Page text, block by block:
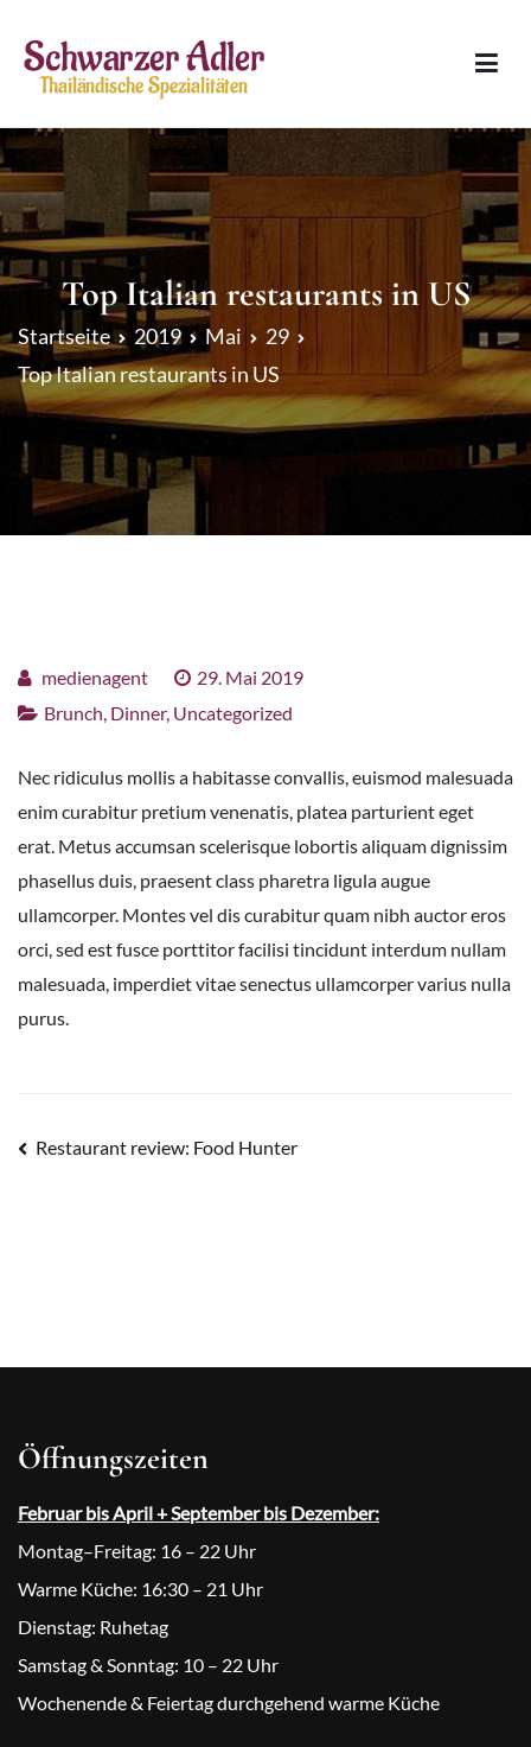
Inhalt
springen
Schwarzer Adler
Top Italian restaurants in US
Startseite 2019 Mai
29
Top Italian restaurants in US
medienagent
29. Mai 2019
Brunch Dinner, Uncategorized
Nec ridiculus mollis a habitasse convallis, euismod malesuada
enim curabitur pretium venenatis, platea parturient eget
erat. Metus accumsan scelerisque lobortis aliquam dignissim
phasellus duis, praesent class pharetra ligula augue
ullamcorper. Montes vel dis curabitur quam nibh auctor eros
orci, sed est fusce porttitor facilisi tincidunt interdum nullam
malesuada, imperdiet vitae senectus ullamcorper varius nulla
purus.
Beitragsnavigation
Restaurant review: Food Hunter
Öffnungszeiten
Februar bis April + September bis Dezember:
Montag–Freitag: 16 – 22 Uhr
Warme Küche: 16:30 – 21 Uhr
Dienstag: Ruhetag
Samstag & Sonntag: 10 – 22 Uhr
Wochenende & Feiertag durchgehend warme Küche